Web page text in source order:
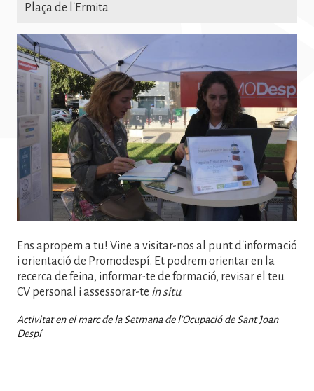
Plaça de l'Ermita
Ens apropem a tu! Vine a visitar-nos al punt d'informació
i orientació de Promodespí. Et podrem orientar en la
recerca de feina, informar-te de formació, revisar el teu
CV personal i assessorar-te in situ.
Activitat en el marc de la Setmana de l'Ocupació de Sant Joan
Despí
Imatge